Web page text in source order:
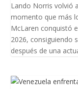
Lando Norris volvió
momento que más
McLaren conquistó
2026, consiguiendo
después de una